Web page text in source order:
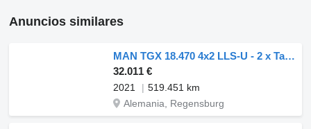
Anuncios similares
MAN TGX 18.470 4x2 LLS-U - 2 x Tank - Nr.: 203
32.011 €
2021
519.451 km
Alemania, Regensburg